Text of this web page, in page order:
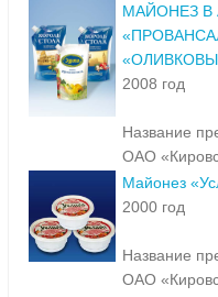
МАЙОНЕЗ В
2008 год
Название
ОАО
Майонез
2000 год
Название
ОАО